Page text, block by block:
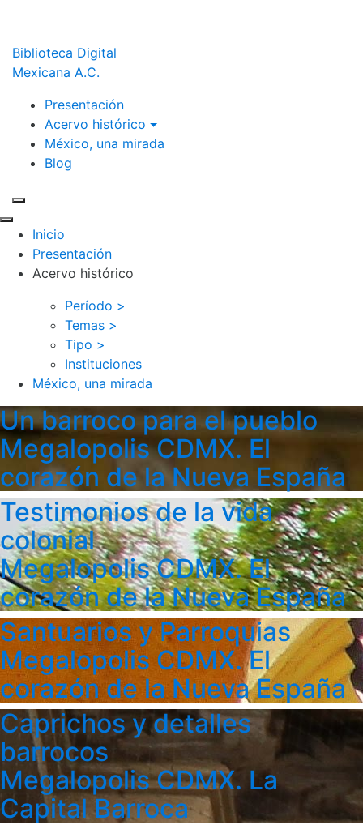
Biblioteca Digital
Mexicana A.C.
Presentación
Acervo histórico
México, una mirada
Blog
Inicio
Presentación
Acervo histórico
Período >
Temas >
Tipo >
Instituciones
México, una mirada
Un barroco para el pueblo
Megalopolis CDMX. El
corazón de la Nueva España
Testimonios de la vida
colonial
Megalopolis CDMX. El
corazón de la Nueva España
Santuarios y Parroquias
Megalopolis CDMX. El
corazón de la Nueva España
Caprichos y detalles
barrocos
Megalopolis CDMX. La
Capital Barroca